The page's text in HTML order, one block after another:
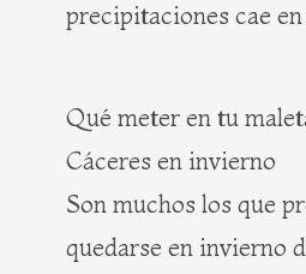
precipitaciones cae en
Qué meter en tu
Cáceres en invierno
Son muchos los que
quedarse en invierno